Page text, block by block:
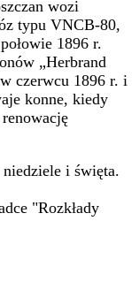
wozi
typu VNCB-80,
1896 r.
„Herbrand
czerwcu 1896 r. i
konne, kiedy
niedziele i święta.
"Rozkłady